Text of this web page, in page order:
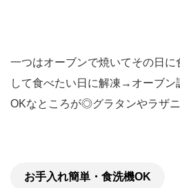
一つはオーブンで焼いてその日
して食べたい日に解凍→オーブン
OKなところが◎グラタンやラザニ
お手入れ簡単・食洗機OK